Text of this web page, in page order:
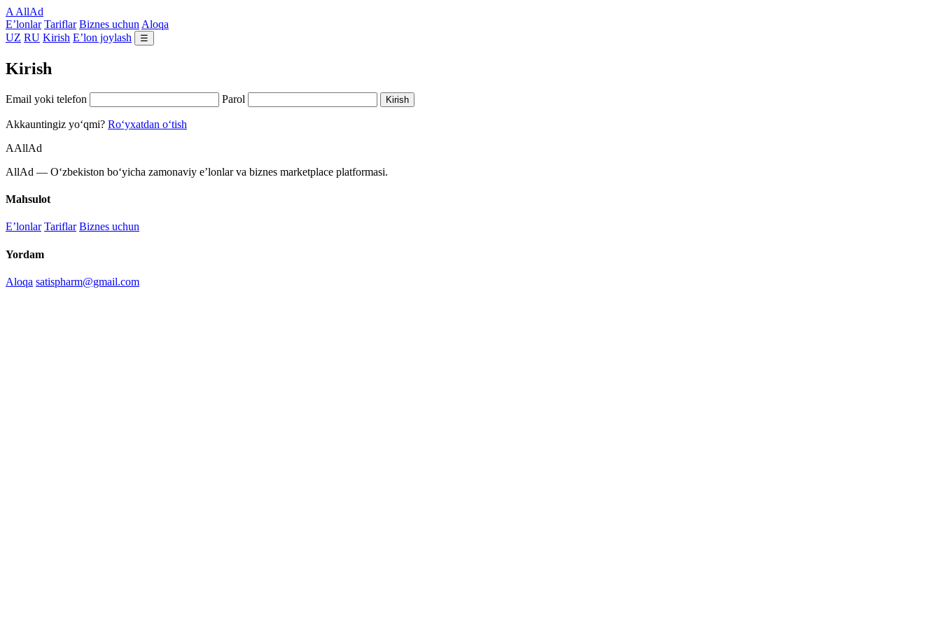
A AllAd
E’lonlar Tariflar Biznes uchun Aloqa
UZ RU Kirish E’lon joylash ☰
Kirish
Email yoki telefon Parol Kirish
Akkauntingiz yo‘qmi? Ro‘yxatdan o‘tish
AAllAd
AllAd — O‘zbekiston bo‘yicha zamonaviy e’lonlar va biznes marketplace platformasi.
Mahsulot
E’lonlar Tariflar Biznes uchun
Yordam
Aloqa satispharm@gmail.com